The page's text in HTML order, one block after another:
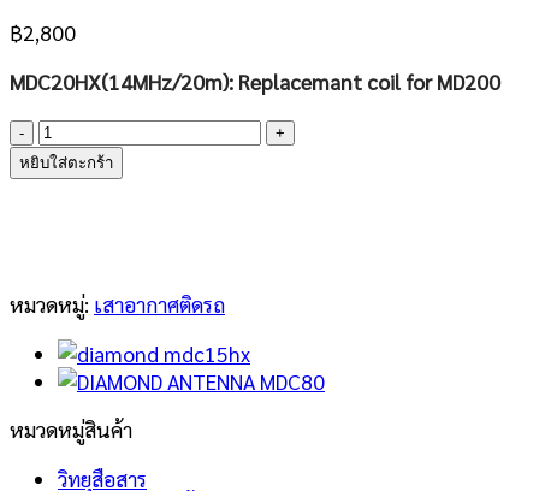
฿2,800
MDC20HX(14MHz/20m): Replacemant coil for MD200
จำนวน
DIAMOND
ANTENNA
หยิบใส่ตะกร้า
หมวดหมู่: เสาอากาศติดรถ
หมวดหมู่สินค้า
วิทยุสือสาร